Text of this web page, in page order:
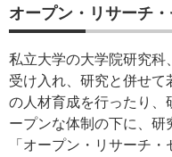
オープン・リサーチ
私立大学の大学院研究科
受け入れ、研究と併せ
の人材育成を行ったり、
ープンな体制の下に、研
「オープン・リサーチ